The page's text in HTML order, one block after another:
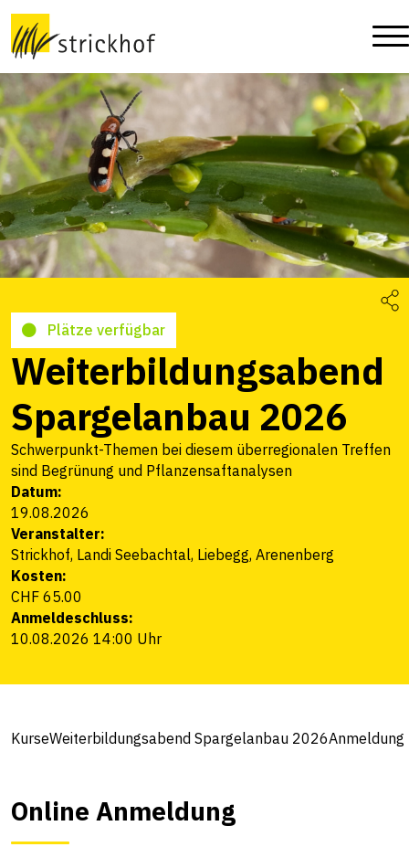
Plätze verfügbar
Weiterbildungsabend
Spargelanbau 2026
Schwerpunkt-Themen bei diesem überregionalen Treffen
sind Begrünung und Pflanzensaftanalysen
Datum:
19.08.2026
Veranstalter:
Strickhof, Landi Seebachtal, Liebegg, Arenenberg
Kosten:
CHF 65.00
Anmeldeschluss:
10.08.2026 14:00 Uhr
KurseWeiterbildungsabend Spargelanbau 2026Anmeldung
Online Anmeldung